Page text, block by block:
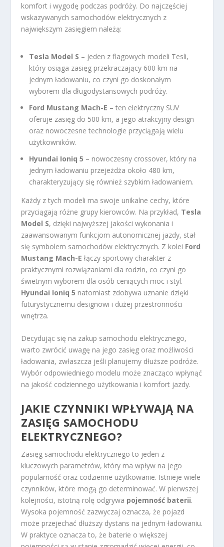
komfort i wygodę podczas podróży. Do najczęściej
wskazywanych samochodów elektrycznych z
największym zasięgiem należą:
Tesla Model S – jeden z flagowych modeli Tesli,
który osiąga zasięg przekraczający 600 km na
jednym ładowaniu, co czyni go doskonałym
wyborem dla długodystansowych podróży.
Ford Mustang Mach-E – ten elektryczny SUV
oferuje zasięg do 500 km, a jego atrakcyjny design
oraz nowoczesne technologie przyciągają wielu
użytkowników.
Hyundai Ioniq 5 – nowoczesny crossover, który na
jednym ładowaniu przejeżdża około 480 km,
charakteryzujący się również szybkim ładowaniem.
Każdy z tych modeli ma swoje unikalne cechy, które
przyciągają różne grupy kierowców. Na przykład, Tesla
Model S, dzięki najwyższej jakości wykonania i
zaawansowanym funkcjom autonomicznej jazdy, stał
się symbolem samochodów elektrycznych. Z kolei Ford
Mustang Mach-E łączy sportowy charakter z
praktycznymi rozwiązaniami dla rodzin, co czyni go
świetnym wyborem dla osób ceniących moc i styl.
Hyundai Ioniq 5 natomiast zdobywa uznanie dzięki
futurystycznemu designowi i dużej przestronności
wnętrza.
Decydując się na zakup samochodu elektrycznego,
warto zwrócić uwagę na jego zasięg oraz możliwości
ładowania, zwłaszcza jeśli planujemy dłuższe podróże.
Wybór odpowiedniego modelu może znacząco wpłynąć
na jakość codziennego użytkowania i komfort jazdy.
JAKIE CZYNNIKI WPŁYWAJĄ NA
ZASIĘG SAMOCHODU
ELEKTRYCZNEGO?
Zasięg samochodu elektrycznego to jeden z
kluczowych parametrów, który ma wpływ na jego
popularność oraz codzienne użytkowanie. Istnieje wiele
czynników, które mogą go determinować. W pierwszej
kolejności, istotną rolę odgrywa pojemność baterii.
Wysoka pojemność zazwyczaj oznacza, że pojazd
może przejechać dłuższy dystans na jednym ładowaniu.
W praktyce oznacza to, że baterie o większej